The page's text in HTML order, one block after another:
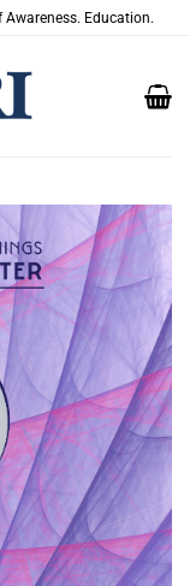
Education.